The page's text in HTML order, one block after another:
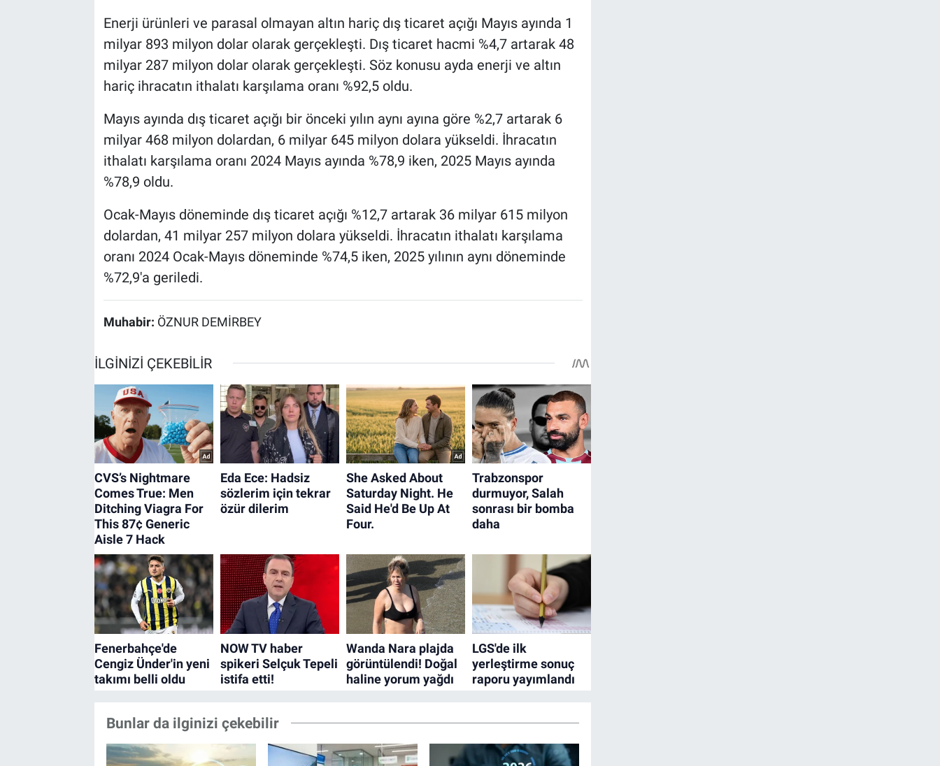
Enerji ürünleri ve parasal olmayan altın hariç dış ticaret açığı Mayıs ayında 1
milyar 893 milyon dolar olarak gerçekleşti. Dış ticaret hacmi %4,7 artarak 48
milyar 287 milyon dolar olarak gerçekleşti. Söz konusu ayda enerji ve altın
hariç ihracatın ithalatı karşılama oranı %92,5 oldu.
Mayıs ayında dış ticaret açığı bir önceki yılın aynı ayına göre %2,7 artarak 6
milyar 468 milyon dolardan, 6 milyar 645 milyon dolara yükseldi. İhracatın
ithalatı karşılama oranı 2024 Mayıs ayında %78,9 iken, 2025 Mayıs ayında
%78,9 oldu.
Ocak-Mayıs döneminde dış ticaret açığı %12,7 artarak 36 milyar 615 milyon
dolardan, 41 milyar 257 milyon dolara yükseldi. İhracatın ithalatı karşılama
oranı 2024 Ocak-Mayıs döneminde %74,5 iken, 2025 yılının aynı döneminde
%72,9'a geriledi.
Muhabir: ÖZNUR DEMİRBEY
Bunlar da ilginizi çekebilir